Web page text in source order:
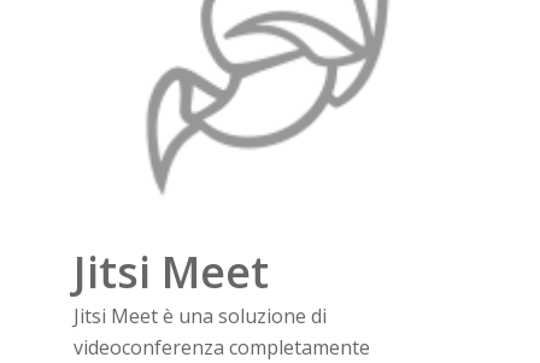
Jitsi Meet
Jitsi Meet è una soluzione di
videoconferenza completamente